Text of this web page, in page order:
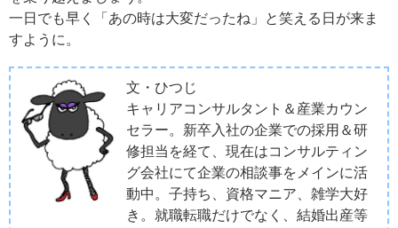
一日でも早く「あの時は大変だったね」と笑える日が来ま
すように。
文・ひつじ
キャリアコンサルタント＆産業カウン
セラー。新卒入社の企業での採用＆研
修担当を経て、現在はコンサルティン
グ会社にて企業の相談事をメインに活
動中。子持ち、資格マニア、雑学大好
き。就職転職だけでなく、結婚出産等